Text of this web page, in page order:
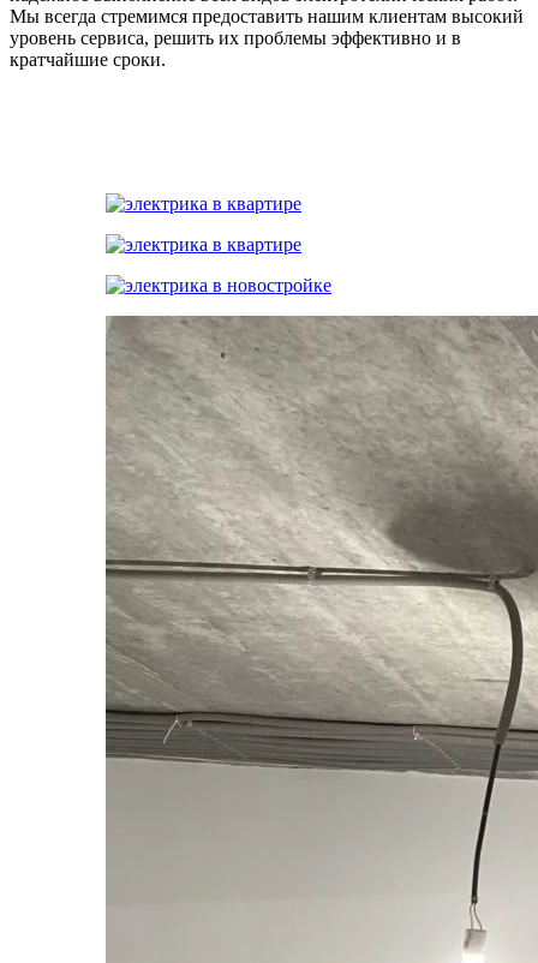
Мы всегда стремимся предоставить нашим клиентам высокий
уровень сервиса, решить их проблемы эффективно и в
кратчайшие сроки.